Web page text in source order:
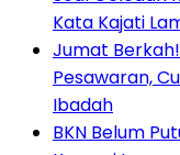
Kata Kajati
Jumat
Pesawaran,
Ibadah
BKN Belum